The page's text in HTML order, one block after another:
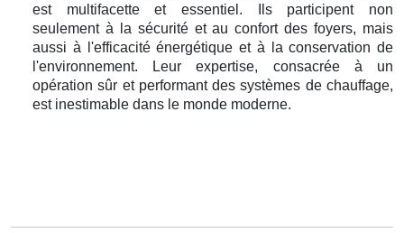
est multifacette et essentiel. Ils participent non
seulement à la sécurité et au confort des foyers, mais
aussi à l'efficacité énergétique et à la conservation de
l'environnement. Leur expertise, consacrée à un
opération sûr et performant des systèmes de chauffage,
est inestimable dans le monde moderne.